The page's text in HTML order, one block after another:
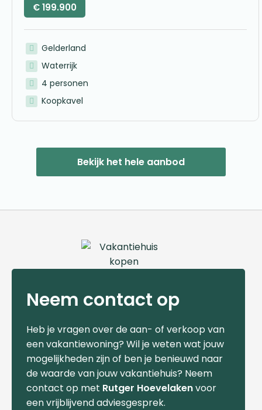
€199.900
Gelderland
Waterrijk
4 personen
Koopkavel
Bekijk het hele aanbod
Neem contact op
Heb je vragen over de aan- of verkoop van
een vakantiewoning? Wil je weten wat jouw
mogelijkheden zijn of ben je benieuwd naar
de waarde van jouw vakantiehuis? Neem
contact op met Rutger Hoevelakenvoor
een vrijblijvend adviesgesprek.